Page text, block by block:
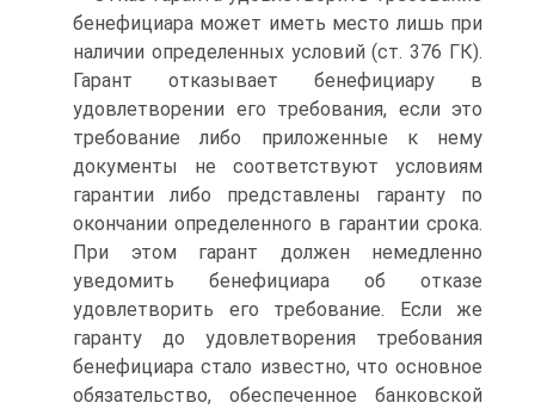
бенефициара может иметь место лишь при
наличии определенных условий (ст. 376 ГК).
Гарант отказывает бене­фициару в
удовлетворении его требования, если это
требование либо приложен­ные к нему
документы не соответствуют условиям
гарантии либо представлены гаранту по
окончании определенного в гарантии срока.
При этом гарант должен немедленно
уведомить бенефициара об отказе
удовлетворить его требование. Ес­ли же
гаранту до удовлетворения требования
бенефициара стало известно, что основное
обязательство, обеспеченное банковской